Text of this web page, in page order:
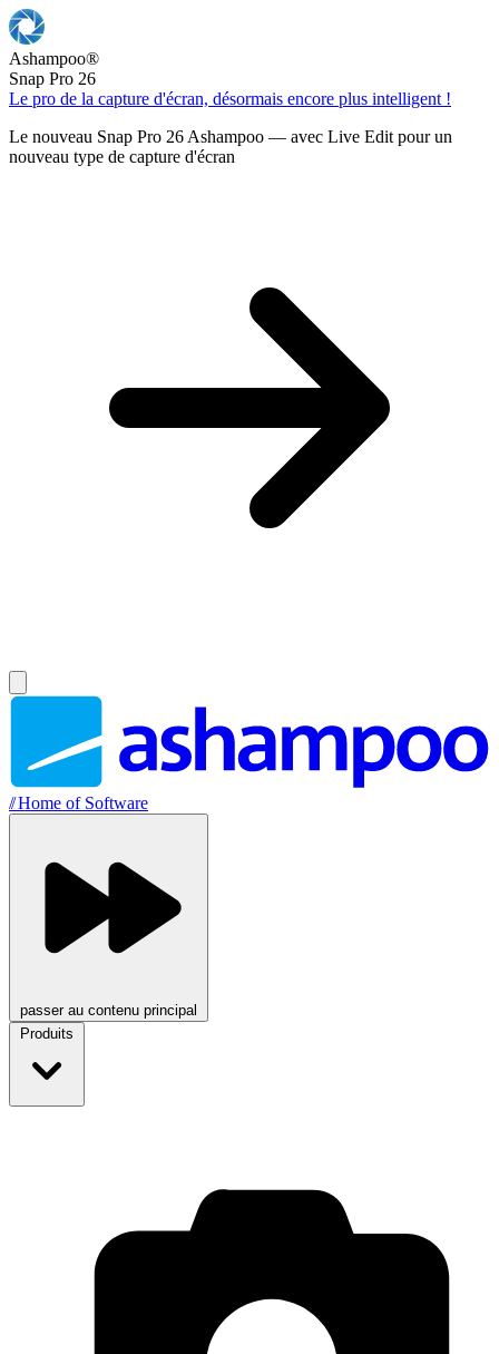
Ashampoo®
Snap Pro 26
Le pro de la capture d'écran, désormais encore plus intelligent !
Le nouveau Snap Pro 26 Ashampoo — avec Live Edit pour un
nouveau type de capture d'écran
//Home of Software
passer au contenu principal
Produits